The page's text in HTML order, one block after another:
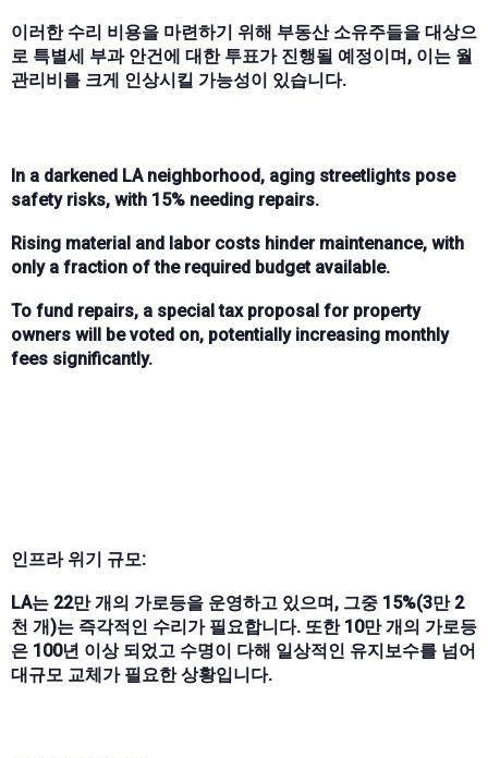
이러한 수리 비용을 마련하기 위해 부동산 소유주들을 대상으
로 특별세 부과 안건에 대한 투표가 진행될 예정이며, 이는 월
관리비를 크게 인상시킬 가능성이 있습니다.
In a darkened LA neighborhood, aging streetlights pose
safety risks, with 15% needing repairs.
Rising material and labor costs hinder maintenance, with
only a fraction of the required budget available.
To fund repairs, a special tax proposal for property
owners will be voted on, potentially increasing monthly
fees significantly.
인프라 위기 규모:
LA는 22만 개의 가로등을 운영하고 있으며, 그중 15%(3만 2
천 개)는 즉각적인 수리가 필요합니다. 또한 10만 개의 가로등
은 100년 이상 되었고 수명이 다해 일상적인 유지보수를 넘어
대규모 교체가 필요한 상황입니다.